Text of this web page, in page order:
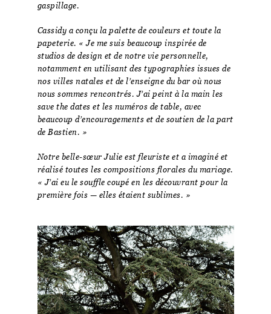
gaspillage.
Cassidy a conçu la palette de couleurs et toute la
papeterie. « Je me suis beaucoup inspirée de
studios de design et de notre vie personnelle,
notamment en utilisant des typographies issues de
nos villes natales et de l’enseigne du bar où nous
nous sommes rencontrés. J’ai peint à la main les
save the dates et les numéros de table, avec
beaucoup d’encouragements et de soutien de la part
de Bastien. »
Notre belle-sœur Julie est fleuriste et a imaginé et
réalisé toutes les compositions florales du mariage.
« J’ai eu le souffle coupé en les découvrant pour la
première fois — elles étaient sublimes. »